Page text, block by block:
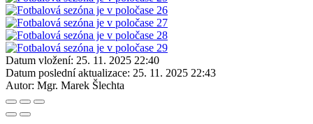
Datum vložení: 25. 11. 2025 22:40
Datum poslední aktualizace: 25. 11. 2025 22:43
Autor: Mgr. Marek Šlechta